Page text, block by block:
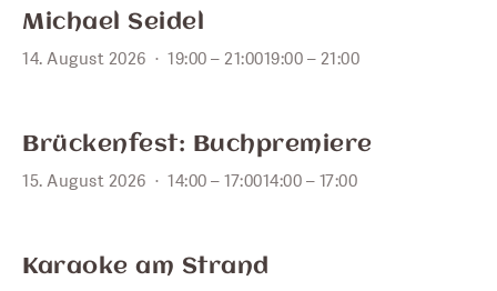
Michael Seidel
14. August 2026
19:00 – 21:0019:00 – 21:00
15
Brückenfest: Buchpremiere
15. August 2026
14:00 – 17:0014:00 – 17:00
Karaoke am Strand